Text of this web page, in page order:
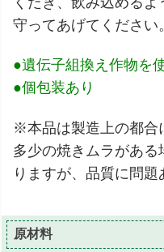
守ってあげてください。
●遺伝子組換え作物を
●個包装あり
※本品は製造上の都合
多少の焼きムラがあ
りますが、品質に問題
原材料